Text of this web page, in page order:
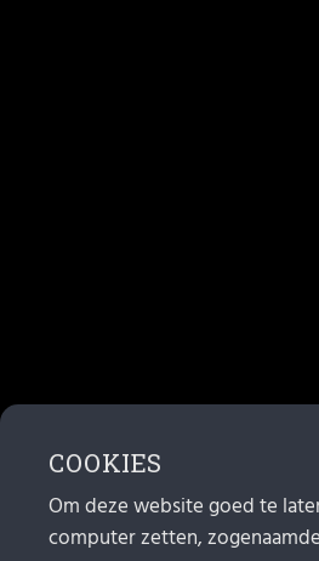
COOKIES
Om deze website goed te
computer zetten,